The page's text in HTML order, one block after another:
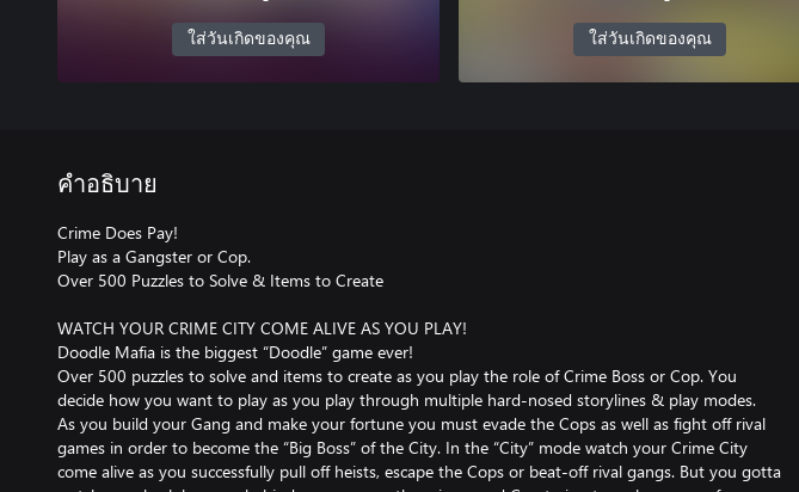
ใส่วันเกิดของคุณ ใส่วันเกิดของคุณ
คำอธิบาย
Crime Does Pay!
Play as a Gangster or Cop.
Over 500 Puzzles to Solve & Items to Create
WATCH YOUR CRIME CITY COME ALIVE AS YOU PLAY!
Doodle Mafia is the biggest “Doodle” game ever!
Over 500 puzzles to solve and items to create as you play the role of Crime Boss or Cop. You
decide how you want to play as you play through multiple hard-nosed storylines & play modes.
As you build your Gang and make your fortune you must evade the Cops as well as fight off rival
games in order to become the “Big Boss” of the City. In the “City” mode watch your Crime City
come alive as you successfully pull off heists, escape the Cops or beat-off rival gangs. But you gotta